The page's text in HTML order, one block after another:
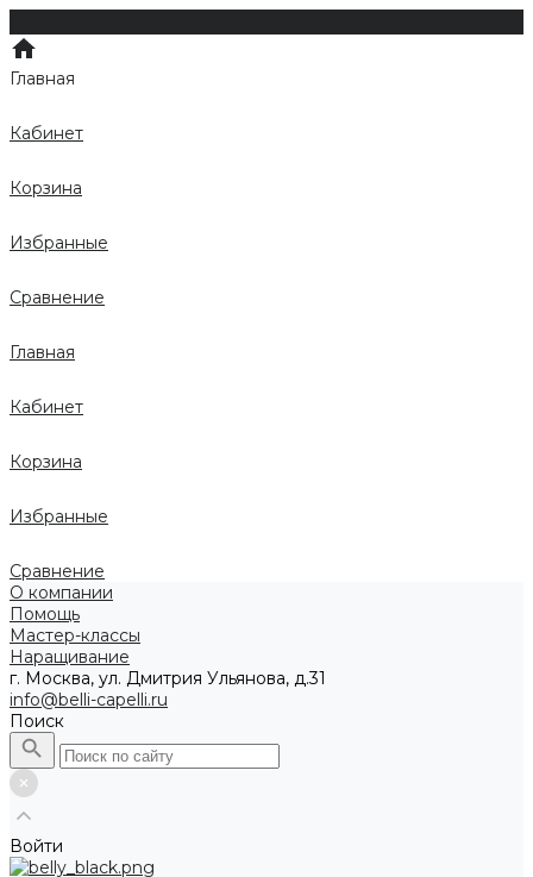
Главная
Кабинет
Корзина
Избранные
Сравнение
Главная
Кабинет
Корзина
Избранные
Сравнение
О компании
Помощь
Мастер-классы
Наращивание
г. Москва, ул. Дмитрия Ульянова, д.31
info@belli-capelli.ru
Поиск
Войти